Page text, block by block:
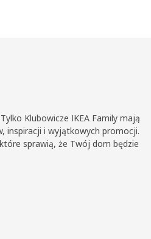
Klubowicze IKEA Family mają
inspiracji i wyjątkowych promocji.
sprawią, że Twój dom będzie